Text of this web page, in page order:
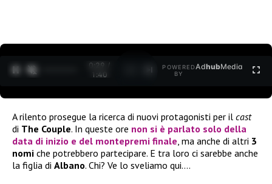
0:30 /
1:40
POWERED
BY
AdhubMedia
A rilento prosegue la ricerca di nuovi protagonisti per il cast
di The Couple. In queste ore non si è parlato solo della
data di inizio e del montepremi finale , ma anche di altri 3
nomi che potrebbero partecipare. E tra loro ci sarebbe anche
la figlia di Albano. Chi? Ve lo sveliamo qui….